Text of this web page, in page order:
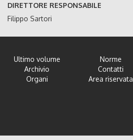
DIRETTORE RESPONSABILE
Filippo Sartori
Ultimo volume
Archivio
Organi
Norme
Contatti
Area riservata